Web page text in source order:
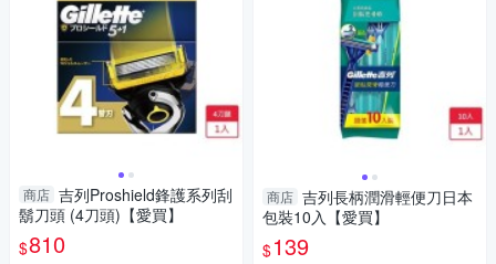
商店 吉列Proshield鋒護系列刮
鬍刀頭 (4刀頭)【愛買】
$810
商店 吉列長柄潤滑輕便刀日本
包裝10入【愛買】
$139